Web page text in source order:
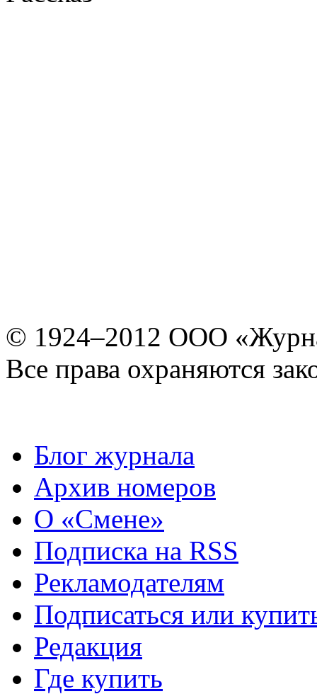
© 1924–2012 ООО
Все права охраняются
Блог журнала
Архив номеров
О «Смене»
Подписка на RSS
Рекламодателям
Подписаться или
Редакция
Где купить